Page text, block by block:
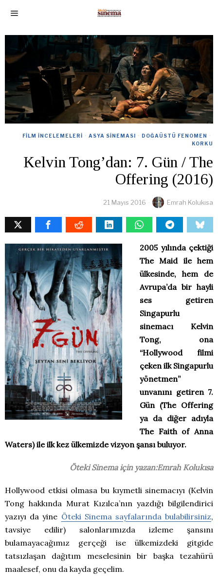
FILM İNCELEMELERI · ASYA SINEMASI · DOĞAÜSTÜ FENOMEN
·
KORKU
Kelvin Tong’dan: 7. Gün / The
Offering (2016)
21 Mayıs 2016 Emrah Kolukısa
2005 yılında çektiği
The Maid ile hem
ülkesinde, hem de
Avrupa’da bir hayli
ses getiren
Singapurlu
sinemacı Kelvin
Tong, ona
“Hollywood filmi
çeken ilk Singapurlu
yönetmen”
unvanını getiren 7.
Gün (The Offering
ya da diğer adıyla
The Faith of Anna
Waters) ile ilk kez ülkemizde vizyon şansı buluyor.
Öteki Sinema için yazan:Emrah Kolukısa
Hollywood etkisi olmasa bu kıymetli sinemacıyı (Kelvin
Tong hakkında Murat Kızılca’nın yazdığı bilgilendirici
yazıyı da yine Öteki Sinema sayfalarında bulabilirsiniz,
tavsiye edilir) salonlarımızda izleme şansını
bulamayacağımız gerçeği ise ülkemizdeki gitgide
tatsızlaşan dağıtım meselesinin bir başka tezahürü
maalesef, onu da kayda geçelim.